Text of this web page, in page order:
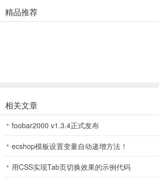
完成通关情况。
游戏特色
1、万千精美插画，构建华丽世界
精品推荐
相关文章
foobar2000 v1.3.4正式发布
ecshop模板设置变量自动递增方法！
用CSS实现Tab页切换效果的示例代码